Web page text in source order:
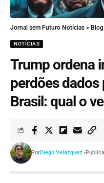
Jornal sem Futuro Notícias > Blog
NOTÍCIAS
Trump ordena
perdões dados
Brasil: qual o
PorDiego Velázquez